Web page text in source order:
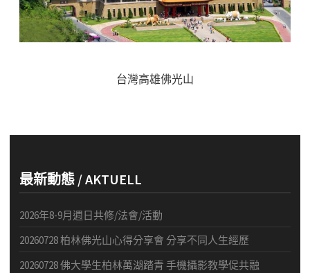
台灣高雄佛光山
最新動態 / AKTUELL
2026年8-9月週日共修/法會/活動
20260728 柏林佛光山心得分享會 分享不同人生經歷
20260728 佛大學生柏林萬湖踏青 手機攝影教學促共融